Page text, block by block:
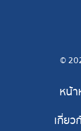
©
หน้
เกี่ยว